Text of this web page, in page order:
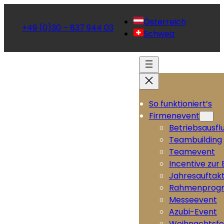
+49 (0)30 – 837 944 03
Österreich
Schweiz
So funktioniert’s
Firmenevent
Teambuilding
Teamevent
Incentive zur
Messeevent
Azubi-Event